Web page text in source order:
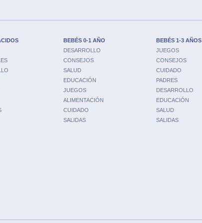
BEBÉS 0-1 AÑO
DESARROLLO
CONSEJOS
SALUD
EDUCACIÓN
JUEGOS
ALIMENTACIÓN
CUIDADO
SALIDAS
BEBÉS 1-3 AÑOS
JUEGOS
CONSEJOS
CUIDADO
PADRES
DESARROLLO
EDUCACIÓN
SALUD
SALIDAS